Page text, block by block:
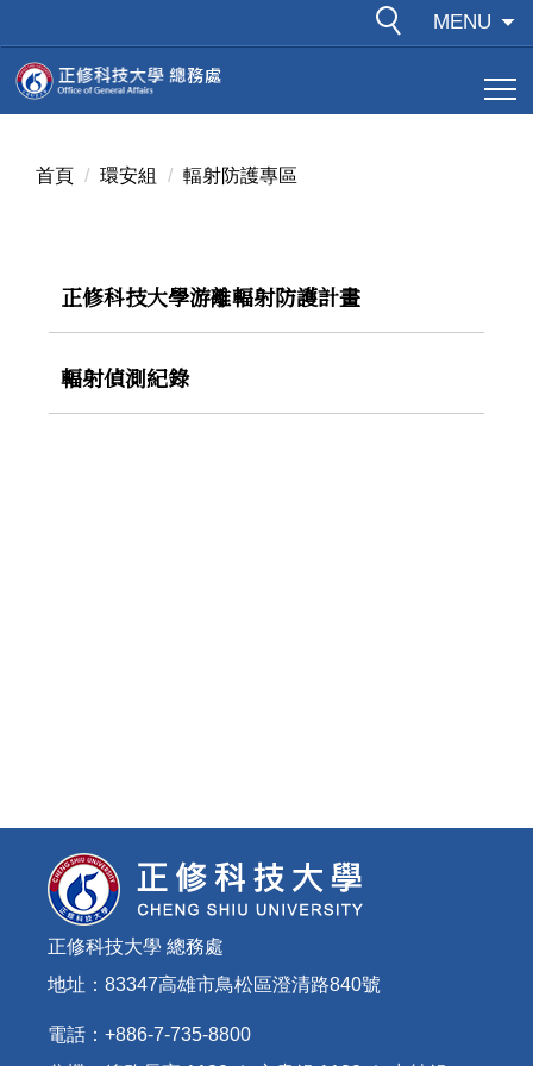
到
主
要
MENU
首頁 環安組 輻射防護專區
正修科技大學游離輻射防護計畫
輻射偵測紀錄
正修科技大學 總務處
地址：83347高雄市鳥松區澄清路840號
電話：+886-7-735-8800